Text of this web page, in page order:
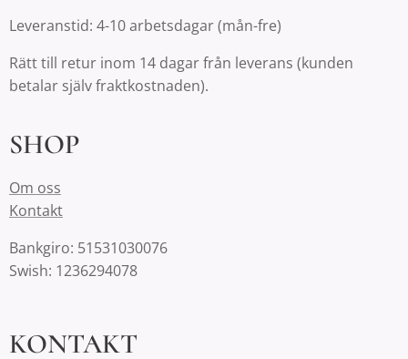
Leveranstid: 4-10 arbetsdagar (mån-fre)
Rätt till retur inom 14 dagar från leverans (kunden
betalar själv fraktkostnaden).
SHOP
Om oss
Kontakt
Bankgiro: 51531030076
Swish: 1236294078
KONTAKT